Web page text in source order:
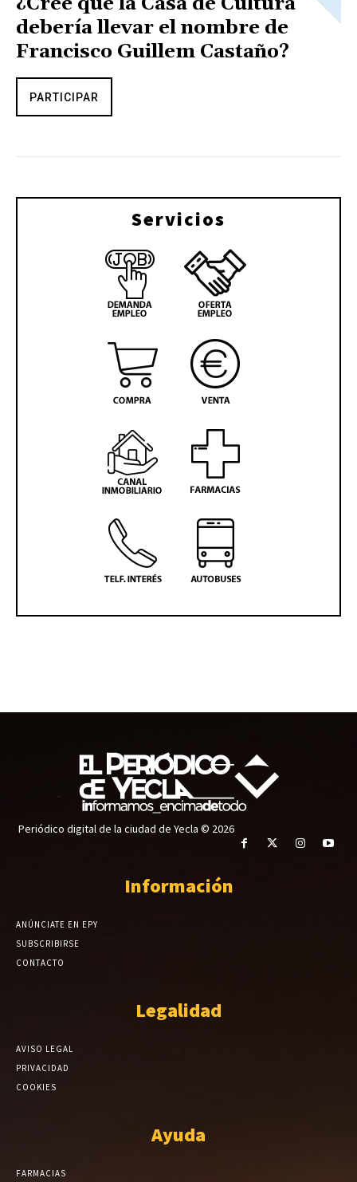
debería llevar el nombre de
Francisco Guillem Castaño?
PARTICIPAR
Servicios
Periódico digital de la ciudad de Yecla © 2026
Información
ANÚNCIATE EN EPY
SUBSCRIBIRSE
CONTACTO
Legalidad
AVISO LEGAL
PRIVACIDAD
COOKIES
Ayuda
FARMACIAS